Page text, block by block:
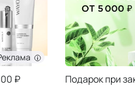
₽ Подарок при